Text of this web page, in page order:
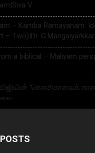
V
– Kamba Ramayanam:
– Two)|Dr.
a biblical – Maliyam
‘கௌசிகாவைக்